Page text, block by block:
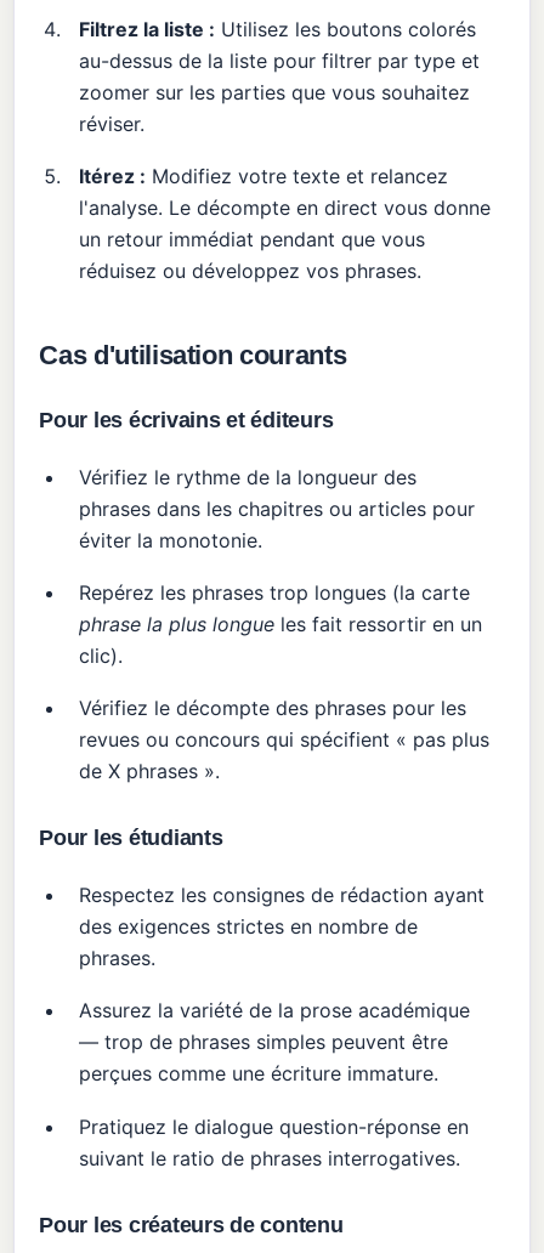
Filtrez la liste : Utilisez les boutons colorés
au-dessus de la liste pour filtrer par type et
zoomer sur les parties que vous souhaitez
réviser.
Itérez : Modifiez votre texte et relancez
l'analyse. Le décompte en direct vous donne
un retour immédiat pendant que vous
réduisez ou développez vos phrases.
Cas d'utilisation courants
Pour les écrivains et éditeurs
Vérifiez le rythme de la longueur des
phrases dans les chapitres ou articles pour
éviter la monotonie.
Repérez les phrases trop longues (la carte
phrase la plus longueles fait ressortir en un
clic).
Vérifiez le décompte des phrases pour les
revues ou concours qui spécifient « pas plus
de X phrases ».
Pour les étudiants
Respectez les consignes de rédaction ayant
des exigences strictes en nombre de
phrases.
Assurez la variété de la prose académique
— trop de phrases simples peuvent être
perçues comme une écriture immature.
Pratiquez le dialogue question-réponse en
suivant le ratio de phrases interrogatives.
Pour les créateurs de contenu